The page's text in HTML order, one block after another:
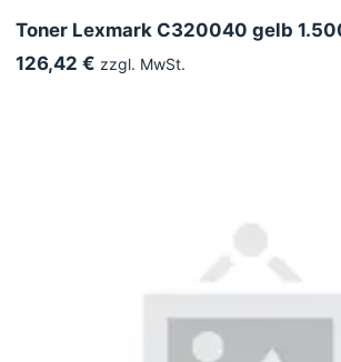
Toner Lexmark C320040 gelb
126,42 € zzgl. MwSt.